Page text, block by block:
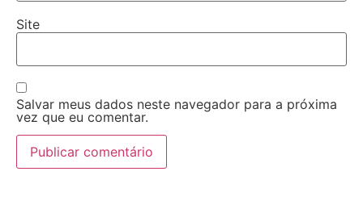
Site
Salvar meus dados neste navegador para a próxima
vez que eu comentar.